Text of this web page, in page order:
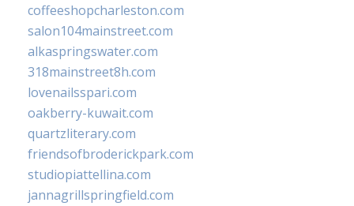
coffeeshopcharleston.com
salon104mainstreet.com
alkaspringswater.com
318mainstreet8h.com
lovenailsspari.com
oakberry-kuwait.com
quartzliterary.com
friendsofbroderickpark.com
studiopiattellina.com
jannagrillspringfield.com